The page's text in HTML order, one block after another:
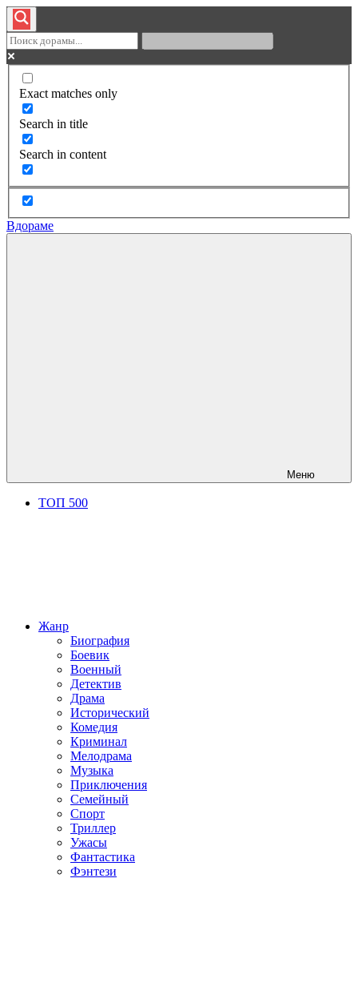
Exact matches only
Search in title
Search in content
Вдораме
Меню
ТОП 500
Жанр
Биография
Боевик
Военный
Детектив
Драма
Исторический
Комедия
Криминал
Мелодрама
Музыка
Приключения
Семейный
Спорт
Триллер
Ужасы
Фантастика
Фэнтези